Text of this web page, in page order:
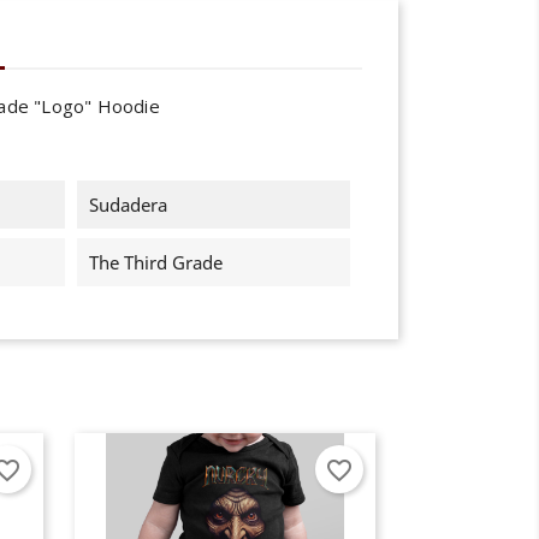
"Logo" Hoodie
Sudadera
The Third Grade
favorite_border